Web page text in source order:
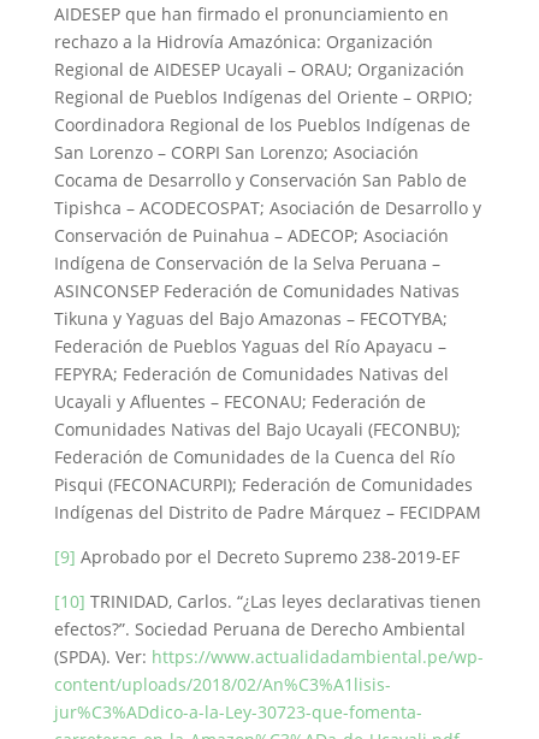
AIDESEP que han firmado el pronunciamiento en
rechazo a la Hidrovía Amazónica: Organización
Regional de AIDESEP Ucayali – ORAU; Organización
Regional de Pueblos Indígenas del Oriente – ORPIO;
Coordinadora Regional de los Pueblos Indígenas de
San Lorenzo – CORPI San Lorenzo; Asociación
Cocama de Desarrollo y Conservación San Pablo de
Tipishca – ACODECOSPAT; Asociación de Desarrollo y
Conservación de Puinahua – ADECOP; Asociación
Indígena de Conservación de la Selva Peruana –
ASINCONSEP Federación de Comunidades Nativas
Tikuna y Yaguas del Bajo Amazonas – FECOTYBA;
Federación de Pueblos Yaguas del Río Apayacu –
FEPYRA; Federación de Comunidades Nativas del
Ucayali y Afluentes – FECONAU; Federación de
Comunidades Nativas del Bajo Ucayali (FECONBU);
Federación de Comunidades de la Cuenca del Río
Pisqui (FECONACURPI); Federación de Comunidades
Indígenas del Distrito de Padre Márquez – FECIDPAM
[9] Aprobado por el Decreto Supremo 238-2019-EF
[10] TRINIDAD, Carlos. “¿Las leyes declarativas tienen
efectos?”. Sociedad Peruana de Derecho Ambiental
(SPDA). Ver: https://www.actualidadambiental.pe/wp-
content/uploads/2018/02/An%C3%A1lisis-
jur%C3%ADdico-a-la-Ley-30723-que-fomenta-